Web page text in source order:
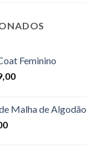
Feminino
Malha de Algodão